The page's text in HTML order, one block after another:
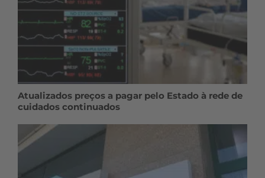
Atualizados preços a pagar pelo Estado à rede de
cuidados continuados